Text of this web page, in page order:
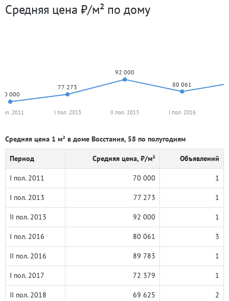
Средняя цена ₽/м² по дому
70 000
77 273
92 000
80 061
2011 I пол. 2013 II пол. 2013 I пол. 2016
Средняя цена 1 м² в доме Восстания, 58 по полугодиям
Период Средняя цена, ₽/м² Объявлений
I пол. 2011 70 000 1
I пол. 2013 77 273 1
II пол. 2013 92 000 1
I пол. 2016 80 061 3
II пол. 2016 89 783 1
I пол. 2017 72 379 1
II пол. 2018 69 625 2